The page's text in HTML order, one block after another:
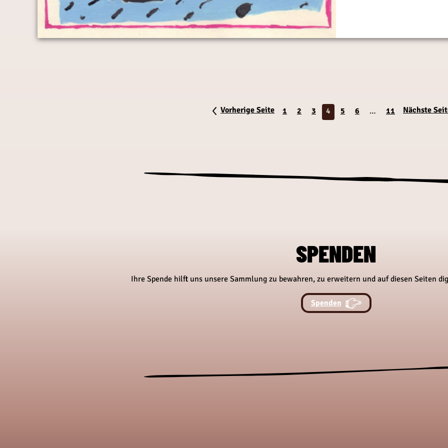
Vorherige Seite 1 2 3 4 5 6 … 11 Nächste
SPENDEN
Ihre Spende hilft uns unsere Sammlung zu bewahren, zu erweitern und auf diesen Seiten
Spenden